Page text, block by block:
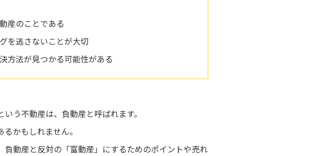
産のことである
を逃さないことが大切
方法が見つかる可能性がある
う不動産は、負動産と呼ばれます。
かもしれません。
動産と反対の「富動産」にするためのポイントや売れ